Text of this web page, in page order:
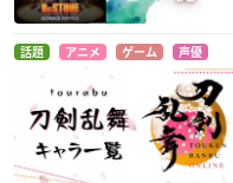
話題 アニメ ゲーム 声優